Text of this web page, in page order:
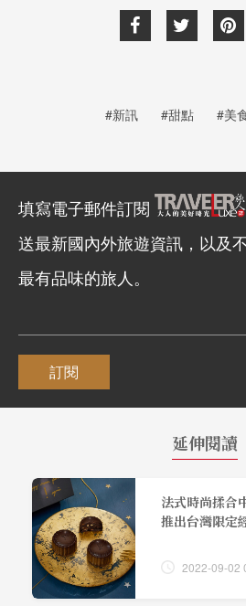
#新訊 #甜點 #美
填寫電子郵件訂閱
送最新國內外旅遊資訊，以及
最有品味的旅人。
訂閱
延伸閱讀
法式時尚揉
推出台灣限定
2022-09-02